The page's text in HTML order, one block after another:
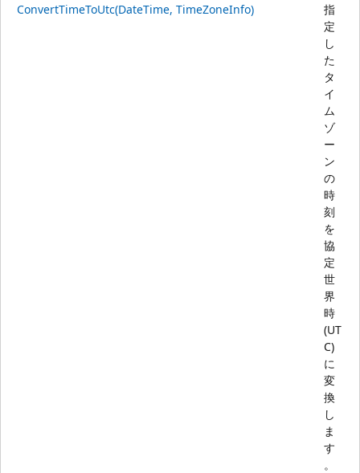
ConvertTimeToUtc(DateTime, TimeZoneInfo)
指
定
し
た
タ
イ
ム
ゾ
ー
ン
の
時
刻
を
協
定
世
界
時
(UT
C)
に
変
換
し
ま
す
。